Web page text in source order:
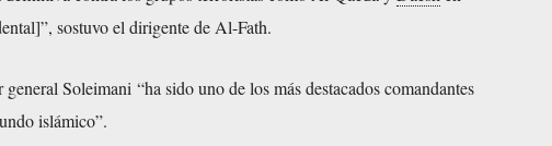
sostuvo el dirigente de Al-Fath.
Soleimani “ha sido uno de los más destacados comandantes
islámico”.